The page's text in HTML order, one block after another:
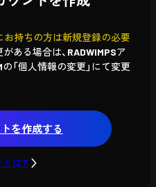
持ちの方は新規登録の必要
ある場合は、RADWIMPSア
の「個人情報の変更」にて変更
を作成する
とは?